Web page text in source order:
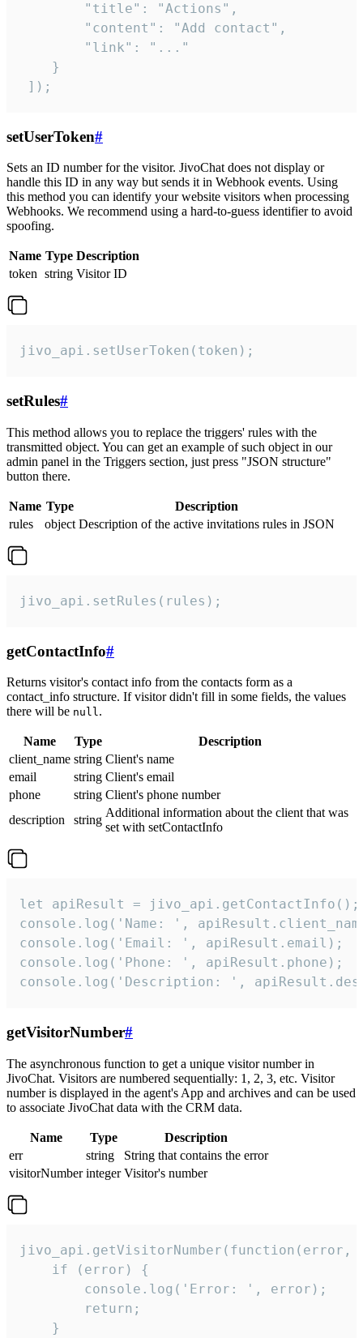
        "title": "Actions",
        "content": "Add contact",
        "link": "..."
    }
]);
setUserToken#
Sets an ID number for the visitor. JivoChat does not display or
handle this ID in any way but sends it in Webhook events. Using
this method you can identify your website visitors when processing
Webhooks. We recommend using a hard-to-guess identifier to avoid
spoofing.
Name Type Description
token string Visitor ID
jivo_api.setUserToken(token);
setRules#
This method allows you to replace the triggers' rules with the
transmitted object. You can get an example of such object in our
admin panel in the Triggers section, just press "JSON structure"
button there.
Name Type
Description
rules
object Description of the active invitations rules in JSON
jivo_api.setRules(rules);
getContactInfo#
Returns visitor's contact info from the contacts form as a
contact_info structure. If visitor didn't fill in some fields, the values
there will be null.
Name Type
Description
client_name string Client's name
email
string Client's email
phone
string Client's phone number
description
string
Additional information about the client that was
set with setContactInfo
let apiResult = jivo_api.getContactInfo();
console.log('Name: ',
console.log('Email: ', apiResult.email);
console.log('Phone: ', apiResult.phone);
console.log('Description: ',
getVisitorNumber#
The asynchronous function to get a unique visitor number in
JivoChat. Visitors are numbered sequentially: 1, 2, 3, etc. Visitor
number is displayed in the agent's App and archives and can be used
to associate JivoChat data with the CRM data.
Name Type
Description
err
string
String that contains the error
visitorNumber integer Visitor's number
jivo_api.getVisitorNumber(function(error,
    if (error) {
        console.log('Error: ', error);
        return;
    }